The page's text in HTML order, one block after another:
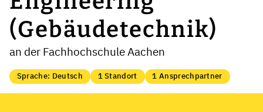
(Gebäudetechnik)
an der Fachhochschule Aachen
Sprache: Deutsch 1 Standort 1 Ansprechpartner